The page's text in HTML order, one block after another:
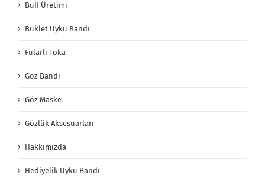
Buff Üretimi
Buklet Uyku Bandı
Fularlı Toka
Göz Bandı
Göz Maske
Gözlük Aksesuarları
Hakkımızda
Hediyelik Uyku Bandı